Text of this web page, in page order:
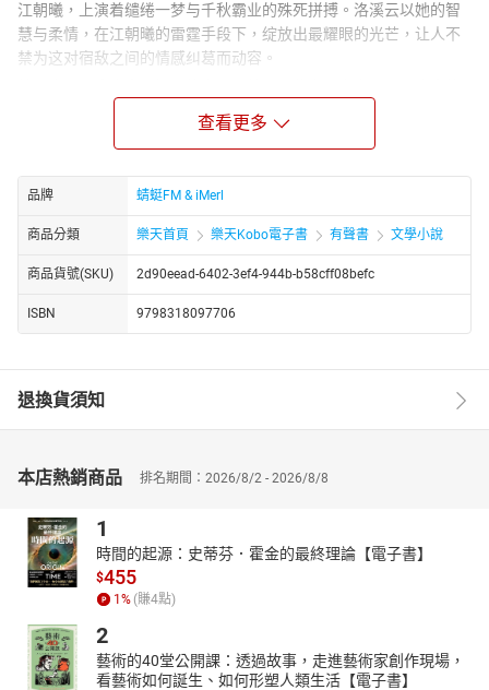
江朝曦，上演着缱绻一梦与千秋霸业的殊死拼搏。洛溪云以她的智
慧与柔情，在江朝曦的雷霆手段下，绽放出最耀眼的光芒，让人不
禁为这对宿敌之间的情感纠葛而动容。
姿态，让处心积虑的权谋男主也甘拜下风。她以独特的魅力与智
慧，在波谲云诡的后宫中，书写着属于自己的传奇篇章。
子、神秘公子、美貌王爷，四位风华绝代的男子，为了争夺佳人的
芳心，不惜一切代价。他们或囚禁、或抢夺、或私奔、或悉心照
顾，将这场盛宠之下的爱恨情仇演绎得淋漓尽致。
而在《妃我倾城》中，一位女扮男装的小侍卫，在受尽后宅女人心
袭之路，充满了艰辛与泪水，却也闪耀着坚韧与智慧的光芒。
缘。女主在客栈中认了护国将军做师兄，又在王府里认了落小王爷
做儿子。在跟帅哥哥谈情说爱的同时，那个病弱皇帝美人居然也来
http://www.youtube.com/channel/UC2yhCURng4uUj_phEqZwKig/
查看更多
品牌 蜻蜓FM & iMerl
商品分類 樂天首頁 樂天Kobo電子書 有聲書 文學小說
商品貨號(SKU) 2d90eead-6402-3ef4-944b-b58cff08befc
ISBN 9798318097706
退換貨須知
本店熱銷商品 排名期間：2026/8/2 - 2026/8/8
1
時間的起源：史蒂芬．霍金的最終理論【電子書】
$455
1 % (賺4點)
2
藝術的40堂公開課：透過故事，走進藝術家創作現場，
看藝術如何誕生、如何形塑人類生活【電子書】